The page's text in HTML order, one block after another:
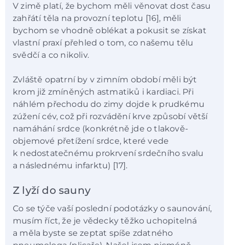
V zimě platí, že bychom měli věnovat dost času
zahřátí těla na provozní teplotu [16], měli
bychom se vhodně oblékat a pokusit se získat
vlastní praxí přehled o tom, co našemu tělu
svědčí a co nikoliv.
Zvláště opatrní by v zimním období měli být
krom již zmíněných astmatiků i kardiaci. Při
náhlém přechodu do zimy dojde k prudkému
zúžení cév, což při rozvádění krve způsobí větší
namáhání srdce (konkrétně jde o tlakově-
objemové přetížení srdce, které vede
k nedostatečnému prokrvení srdečního svalu
a následnému infarktu) [17].
Z lyží do sauny
Co se týče vaší poslední podotázky o saunování,
musím říct, že je vědecky těžko uchopitelná
a měla byste se zeptat spíše zdatného